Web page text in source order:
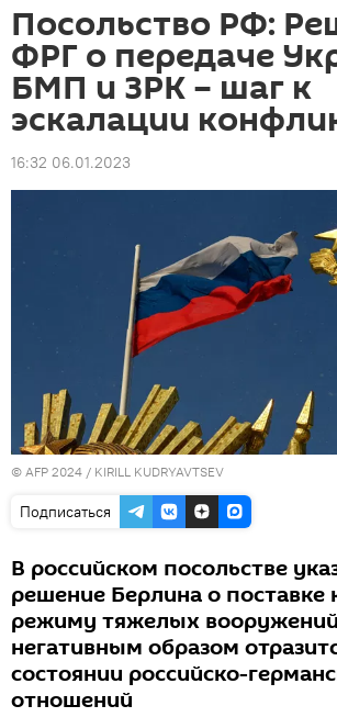
Посольство РФ:
ФРГ о передаче
БМП и ЗРК – шаг к
эскалации
16:32 06.01.2023
© AFP 2024 / KIRILL KUDRYAVTSEV
Подписаться
В российском посольстве
решение Берлина о поставке
режиму тяжелых
негативным образом
состоянии российско-
отношений